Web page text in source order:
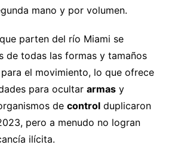
mano y por volumen.
parten del río Miami se
de todas las formas y tamaños
el movimiento, lo que ofrece
para ocultar armasy
de controlduplicaron
pero a menudo no logran
ilícita.